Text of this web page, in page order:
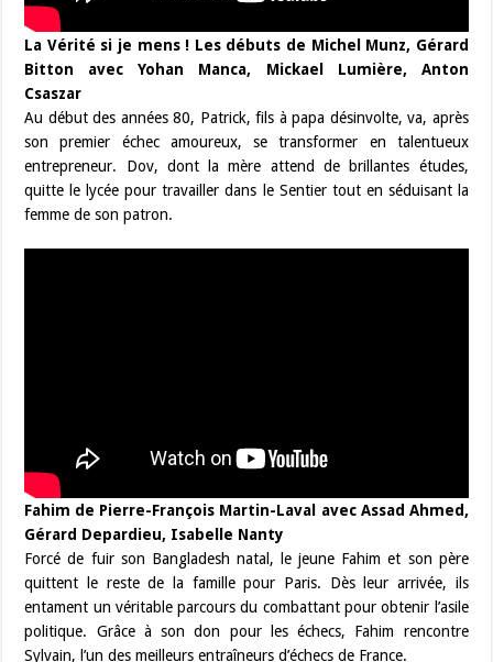
La Vérité si je mens ! Les débuts de Michel Munz, Gérard
Bitton avec Yohan Manca, Mickael Lumière, Anton
Csaszar
Au début des années 80, Patrick, fils à papa désinvolte, va, après
son premier échec amoureux, se transformer en talentueux
entrepreneur. Dov, dont la mère attend de brillantes études,
quitte le lycée pour travailler dans le Sentier tout en séduisant la
femme de son patron.
Fahim de Pierre-François Martin-Laval avec Assad Ahmed,
Gérard Depardieu, Isabelle Nanty
Forcé de fuir son Bangladesh natal, le jeune Fahim et son père
quittent le reste de la famille pour Paris. Dès leur arrivée, ils
entament un véritable parcours du combattant pour obtenir l’asile
politique. Grâce à son don pour les échecs, Fahim rencontre
Sylvain, l’un des meilleurs entraîneurs d’échecs de France.